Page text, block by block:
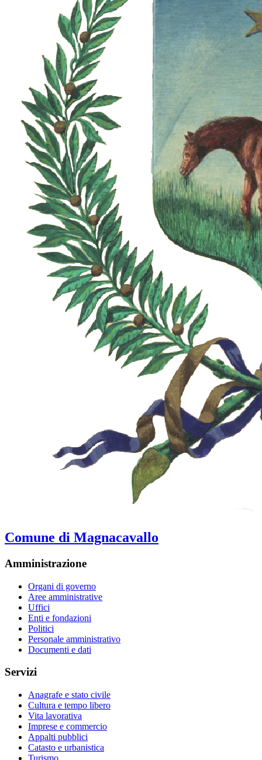
Comune di Magnacavallo
Amministrazione
Organi di governo
Aree amministrative
Uffici
Enti e fondazioni
Politici
Personale amministrativo
Documenti e dati
Servizi
Anagrafe e stato civile
Cultura e tempo libero
Vita lavorativa
Imprese e commercio
Appalti pubblici
Catasto e urbanistica